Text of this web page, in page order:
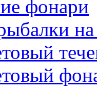
фонари
на